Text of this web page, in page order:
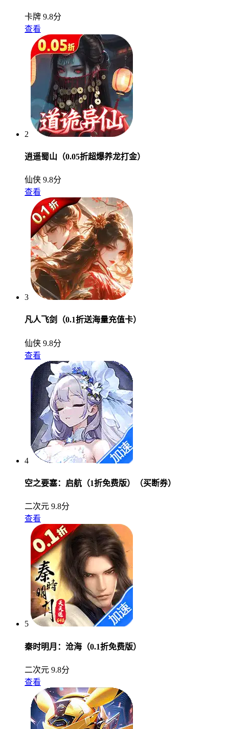
卡牌 9.8分
查看
2
逍遥蜀山（0.05折超爆养龙打金）
仙侠 9.8分
查看
3
凡人飞剑（0.1折送海量充值卡）
仙侠 9.8分
查看
4
空之要塞：启航（1折免费版）（买断券）
二次元 9.8分
查看
5
秦时明月：沧海（0.1折免费版）
二次元 9.8分
查看